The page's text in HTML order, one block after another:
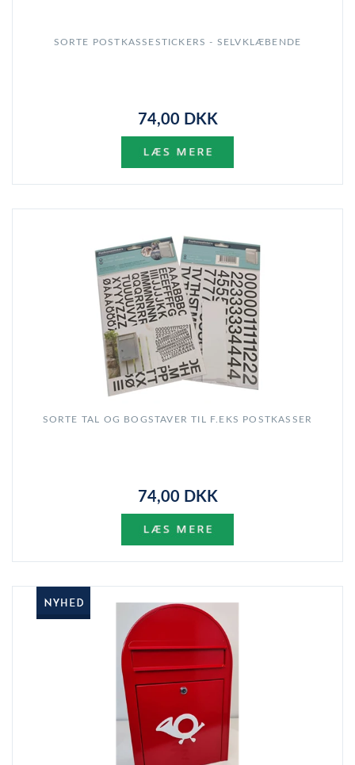
SORTE POSTKASSESTICKERS - SELVKLÆBENDE
74,00 DKK
SORTE TAL OG BOGSTAVER TIL F.EKS POSTKASSER
74,00 DKK